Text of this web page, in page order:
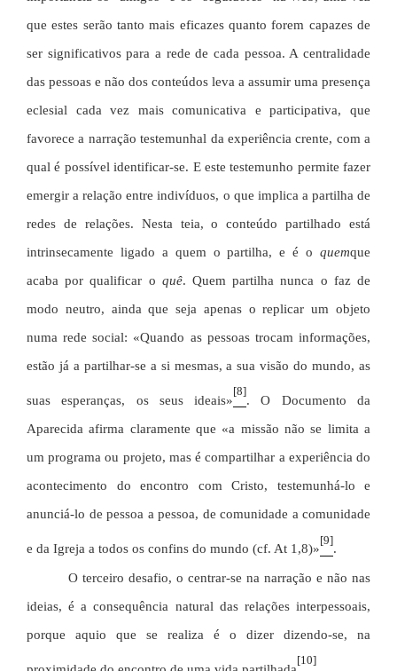
que estes serão tanto mais eficazes quanto forem capazes de
ser significativos para a rede de cada pessoa. A centralidade
das pessoas e não dos conteúdos leva a assumir uma presença
eclesial cada vez mais comunicativa e participativa, que
favorece a narração testemunhal da experiência crente, com a
qual é possível identificar-se. E este testemunho permite fazer
emergir a relação entre indivíduos, o que implica a partilha de
redes de relações. Nesta teia, o conteúdo partilhado está
intrinsecamente ligado a quem o partilha, e é o quemque
acaba por qualificar o quê. Quem partilha nunca o faz de
modo neutro, ainda que seja apenas o replicar um objeto
numa rede social: «Quando as pessoas trocam informações,
estão já a partilhar-se a si mesmas, a sua visão do mundo, as
suas esperanças, os seus ideais»
[8]
. O Documento da
Aparecida afirma claramente que «a missão não se limita a
um programa ou projeto, mas é compartilhar a experiência do
acontecimento do encontro com Cristo, testemunhá-lo e
anunciá-lo de pessoa a pessoa, de comunidade a comunidade
e da Igreja a todos os confins do mundo (cf. At 1,8)»
[9]
.
O terceiro desafio, o centrar-se na narração e não nas
ideias, é a consequência natural das relações interpessoais,
porque aquio que se realiza é o dizer dizendo-se, na
[10]